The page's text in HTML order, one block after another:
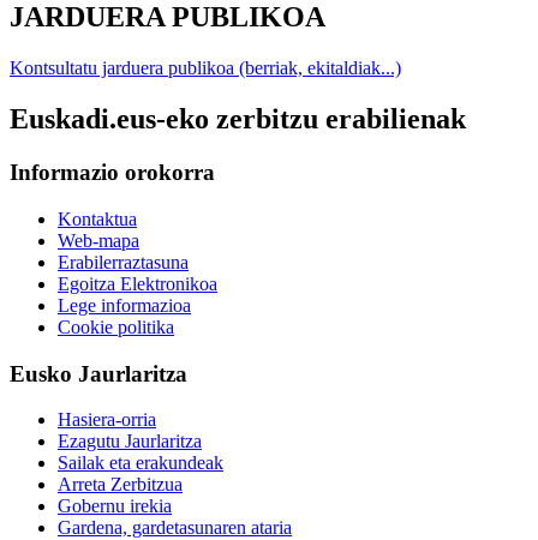
JARDUERA PUBLIKOA
Kontsultatu jarduera publikoa (berriak, ekitaldiak...)
Euskadi.eus-eko zerbitzu erabilienak
Informazio orokorra
Kontaktua
Web-mapa
Erabilerraztasuna
Egoitza Elektronikoa
Lege informazioa
Cookie politika
Eusko Jaurlaritza
Hasiera-orria
Ezagutu Jaurlaritza
Sailak eta erakundeak
Arreta Zerbitzua
Gobernu irekia
Gardena, gardetasunaren ataria